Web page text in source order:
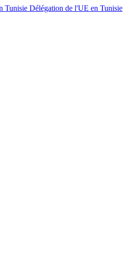
Tunisie Délégation de l'UE en Tunisie